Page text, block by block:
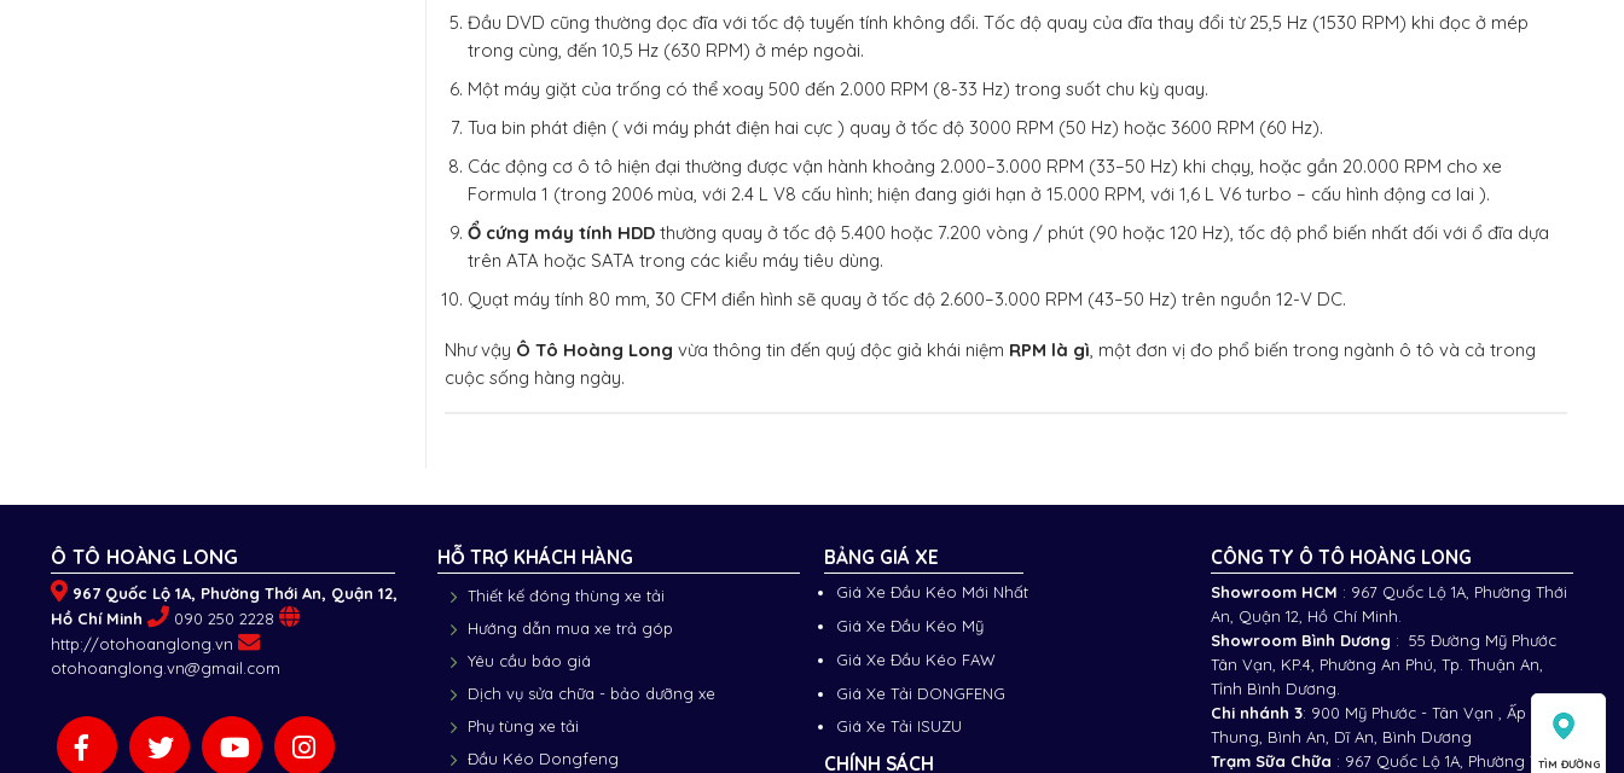
Đầu DVD cũng thường đọc đĩa với tốc độ tuyến tính không đổi. Tốc độ quay của đĩa thay đổi từ 25,5 Hz (1530 RPM) khi đọc ở mép
trong cùng, đến 10,5 Hz (630 RPM) ở mép ngoài.
Một máy giặt của trống có thể xoay 500 đến 2.000 RPM (8-33 Hz) trong suốt chu kỳ quay.
Tua bin phát điện ( với máy phát điện hai cực ) quay ở tốc độ 3000 RPM (50 Hz) hoặc 3600 RPM (60 Hz).
Các động cơ ô tô hiện đại thường được vận hành khoảng 2.000–3.000 RPM (33–50 Hz) khi chạy, hoặc gần 20.000 RPM cho xe
Formula 1 (trong 2006 mùa, với 2.4 L V8 cấu hình; hiện đang giới hạn ở 15.000 RPM, với 1,6 L V6 turbo – cấu hình động cơ lai ).
Ổ cứng máy tính HDD thường quay ở tốc độ 5.400 hoặc 7.200 vòng / phút (90 hoặc 120 Hz), tốc độ phổ biến nhất đối với ổ đĩa dựa
trên ATA hoặc SATA trong các kiểu máy tiêu dùng.
Quạt máy tính 80 mm, 30 CFM điển hình sẽ quay ở tốc độ 2.600–3.000 RPM (43–50 Hz) trên nguồn 12-V DC.
Như vậy Ô Tô Hoàng Long vừa thông tin đến quý độc giả khái niệm RPM là gì, một đơn vị đo phổ biến trong ngành ô tô và cả trong
cuộc sống hàng ngày.
Ô TÔ HOÀNG LONG
967 Quốc Lộ 1A, Phường Thới An, Quận 12,
Hồ Chí Minh
090 250 2228
http://otohoanglong.vn
otohoanglong.vn@gmail.com
HỖ TRỢ KHÁCH HÀNG
Thiết kế đóng thùng xe tải
Hướng dẫn mua xe trả góp
Yêu cầu báo giá
Dịch vụ sửa chữa - bảo dưỡng xe
Phụ tùng xe tải
Đầu Kéo Dongfeng
BẢNG GIÁ XE
Giá Xe Đầu Kéo Mới Nhất
Giá Xe Đầu Kéo Mỹ
Giá Xe Đầu Kéo FAW
Giá Xe Tải DONGFENG
Giá Xe Tải ISUZU
CHÍNH SÁCH
CÔNG TY Ô TÔ HOÀNG LONG
Showroom HCM : 967 Quốc Lộ 1A, Phường Thới
An, Quận 12, Hồ Chí Minh.
Showroom Bình Dương : 55 Đường Mỹ Phước
Tân Vạn, KP.4, Phường An Phú, Tp. Thuận An,
Tỉnh Bình Dương.
Chi nhánh 3: 900 Mỹ Phước - Tân Vạn , Ấp Bình
Thung, Bình An, Dĩ An, Bình Dương
Trạm Sữa Chữa : 967 Quốc Lộ 1A, Phường ThớiTÌM ĐƯỜNG